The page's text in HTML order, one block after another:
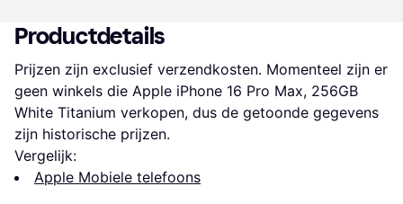
Productdetails
Prijzen zijn exclusief verzendkosten. Momenteel zijn er
geen winkels die Apple iPhone 16 Pro Max, 256GB
White Titanium verkopen, dus de getoonde gegevens
zijn historische prijzen.
Vergelijk:
Apple Mobiele telefoons